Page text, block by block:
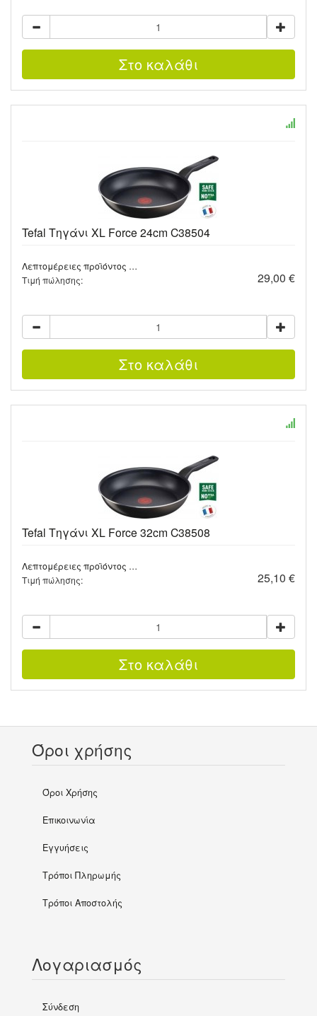
Tefal Τηγάνι XL Force 24cm C38504
Λεπτομέρειες προϊόντος …
Τιμή πώλησης:
29,00 €
Tefal Τηγάνι XL Force 32cm C38508
Λεπτομέρειες προϊόντος …
Τιμή πώλησης:
25,10 €
Όροι χρήσης
Όροι Χρήσης
Επικοινωνία
Εγγυήσεις
Τρόποι Πληρωμής
Τρόποι Αποστολής
Λογαριασμός
Σύνδεση